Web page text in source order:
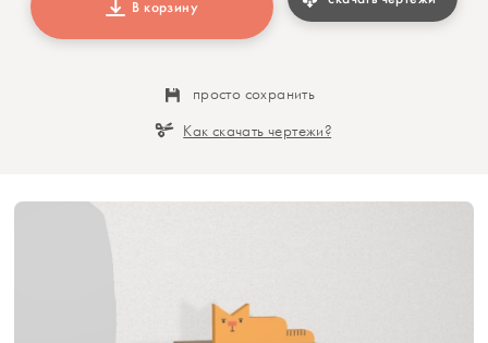
В корзину
просто сохранить
Как скачать чертежи?